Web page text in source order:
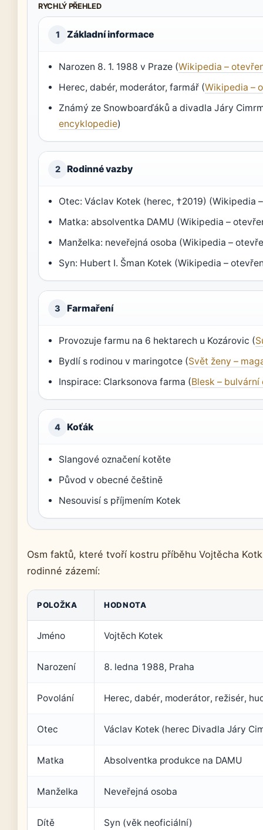
RYCHLÝ PŘEHLED
1 Základní informace
Narozen 8. 1. 1988 v Praze (Wikipedia –
Herec, dabér, moderátor, farmář (Wikipedia –
Známý ze Snowboarďáků a divadla Járy
encyklopedie)
2 Rodinné vazby
Otec: Václav Kotek (herec, †2019) (Wikipedia
Matka: absolventka DAMU (Wikipedia –
Manželka: neveřejná osoba (Wikipedia –
Syn: Hubert I. Šman Kotek (Wikipedia –
3 Farmaření
Provozuje farmu na 6 hektarech u Kozárovic (
Bydlí s rodinou v maringotce (Svět ženy –
Inspirace: Clarksonova farma (Blesk – bulvární
4 Koťák
Slangové označení kotěte
Původ v obecné češtině
Nesouvisí s příjmením Kotek
Osm faktů, které tvoří kostru příběhu Vojtěcha
rodinné zázemí:
POLOŽKA HODNOTA
Jméno Vojtěch Kotek
Narození 8. ledna 1988, Praha
Povolání Herec, dabér, moderátor, režisér,
Otec Václav Kotek (herec Divadla Járy
Matka Absolventka produkce na DAMU
Manželka Neveřejná osoba
Dítě Syn (věk neoficiální)